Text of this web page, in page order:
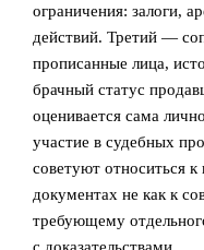
ограничения: залоги,
действий. Третий —
прописанные лица,
брачный статус
оценивается сама
участие в судебных
советуют относиться
документах не как к
требующему